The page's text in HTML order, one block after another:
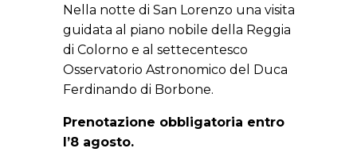
Nella notte di San Lorenzo una visita
guidata al piano nobile della Reggia
di Colorno e al settecentesco
Osservatorio Astronomico del Duca
Ferdinando di Borbone.
Prenotazione obbligatoria entro
l’8 agosto.